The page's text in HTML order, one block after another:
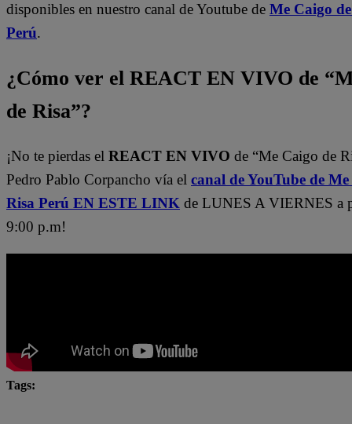
disponibles en nuestro canal de Youtube de Me Caigo
Perú.
¿Cómo ver el REACT EN VIVO de
de Risa”?
¡No te pierdas el REACT EN VIVO de “Me Caigo de
Pedro Pablo Corpancho vía el canal de YouTube de
Risa Perú EN ESTE LINK de LUNES A VIERNES a
9:00 p.m!
Tags: